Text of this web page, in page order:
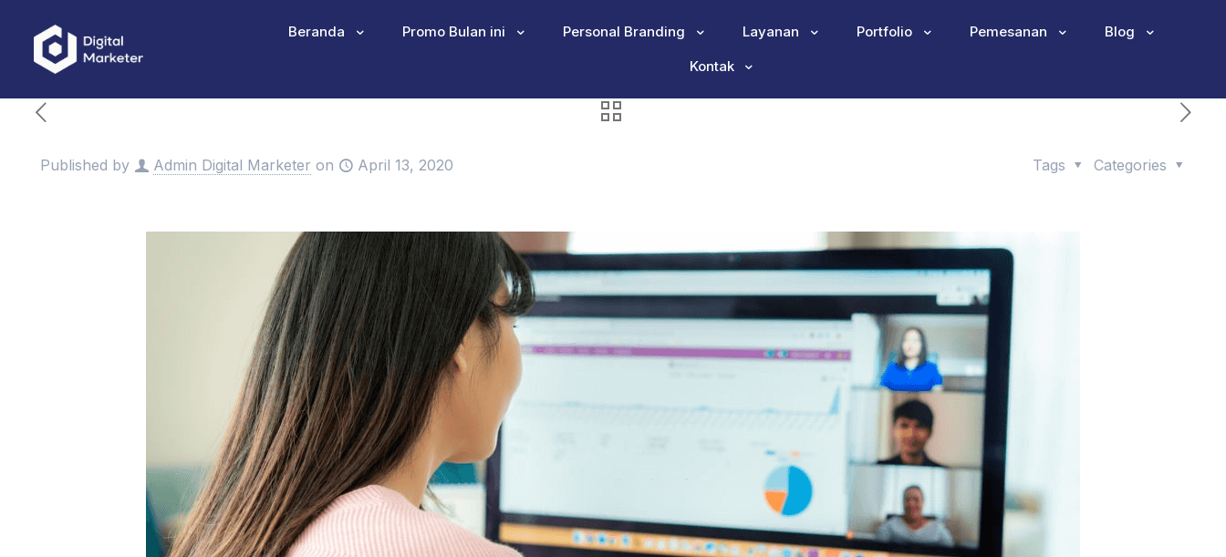
Beranda Promo Bulan ini Personal Branding Layanan Portfolio Pemesanan
Blog
Kontak
Published by Admin Digital Marketer on April 13, 2020 Categories
Tags